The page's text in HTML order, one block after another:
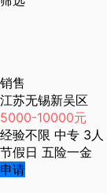
销售
江苏无锡新吴区
5000-10000元
经验不限 中专 3人
节假日 五险一金
申请